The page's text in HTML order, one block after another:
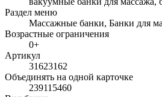
Раздел меню
Массажные банки, Банки для
Возрастные ограничения
0+
Артикул
31623162
Объединять на одной карточке
239115460